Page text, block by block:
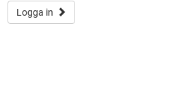
Logga in